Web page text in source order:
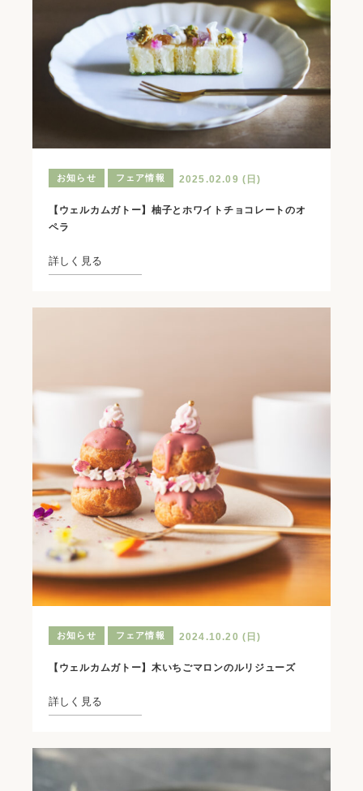
お知らせ フェア情報 2025.02.09 (日)
【ウェルカムガトー】柚子とホワイトチョコレートのオ
ペラ
詳しく見る
お知らせ フェア情報 2024.10.20 (日)
【ウェルカムガトー】木いちごマロンのルリジューズ
詳しく見る